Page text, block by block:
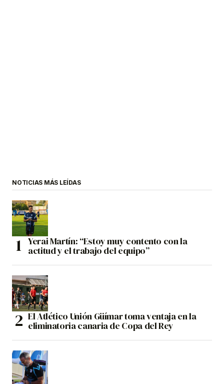
NOTICIAS MÁS LEÍDAS
Yerai Martín: “Estoy muy contento con la
actitud y el trabajo del equipo”
El Atlético Unión Güímar toma ventaja en la
eliminatoria canaria de Copa del Rey